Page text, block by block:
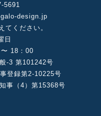
5691
design.jp
ください。
⽇
18：00
-3 第101242号
登録第2-10225号
事（4）第15368号